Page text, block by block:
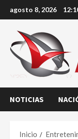
al
contenido
agosto 8, 2026
NOTICIAS
Inicio